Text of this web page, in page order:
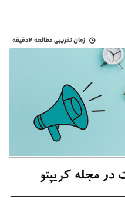
زمان تقریبی مطالعه۴دقیقه